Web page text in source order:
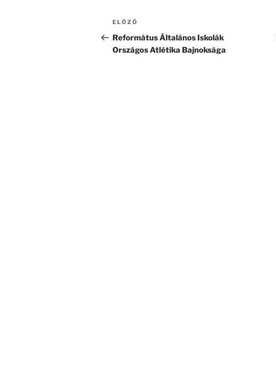
Bejegyzés
navigáció
Korábbi
bejegyzés
ELŐZŐ
Református Általános Iskolák
Országos Atlétika Bajnoksága